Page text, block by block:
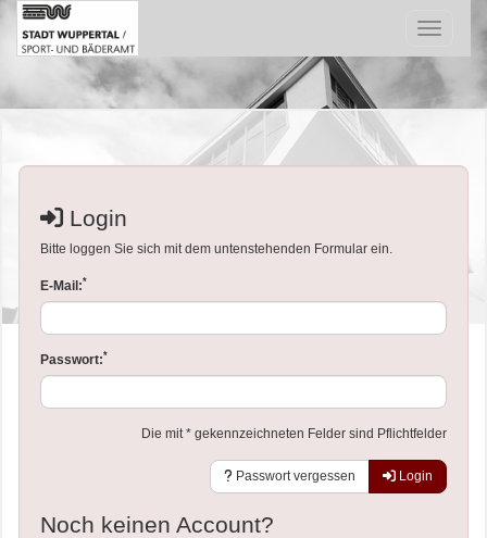
Menü
Login
Bitte loggen Sie sich mit dem untenstehenden Formular ein.
E-Mail:*
Passwort:*
Die mit * gekennzeichneten Felder sind Pflichtfelder
Passwort vergessen Login
Noch keinen Account?